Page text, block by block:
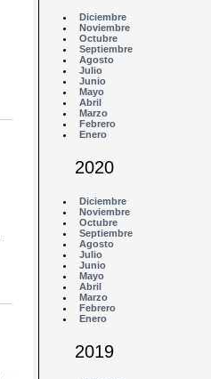
Diciembre
Noviembre
Octubre
Septiembre
Agosto
Julio
Junio
Mayo
Abril
Marzo
Febrero
Enero
2020
Diciembre
Noviembre
Octubre
Septiembre
Agosto
Julio
Junio
Mayo
Abril
Marzo
Febrero
Enero
2019